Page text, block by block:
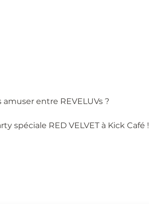
entre REVELUVs ?
spéciale RED VELVET à Kick Café !